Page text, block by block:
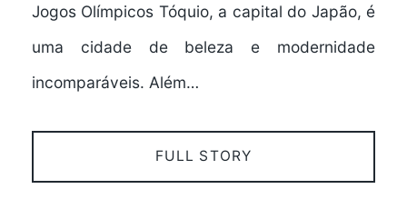
Jogos Olímpicos Tóquio, a capital do Japão, é
uma cidade de beleza e modernidade
incomparáveis. Além…
FULL STORY